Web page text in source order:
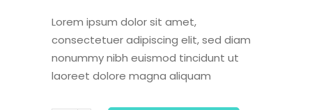
Lorem ipsum dolor sit amet,
consectetuer adipiscing elit, sed diam
nonummy nibh euismod tincidunt ut
laoreet dolore magna aliquam